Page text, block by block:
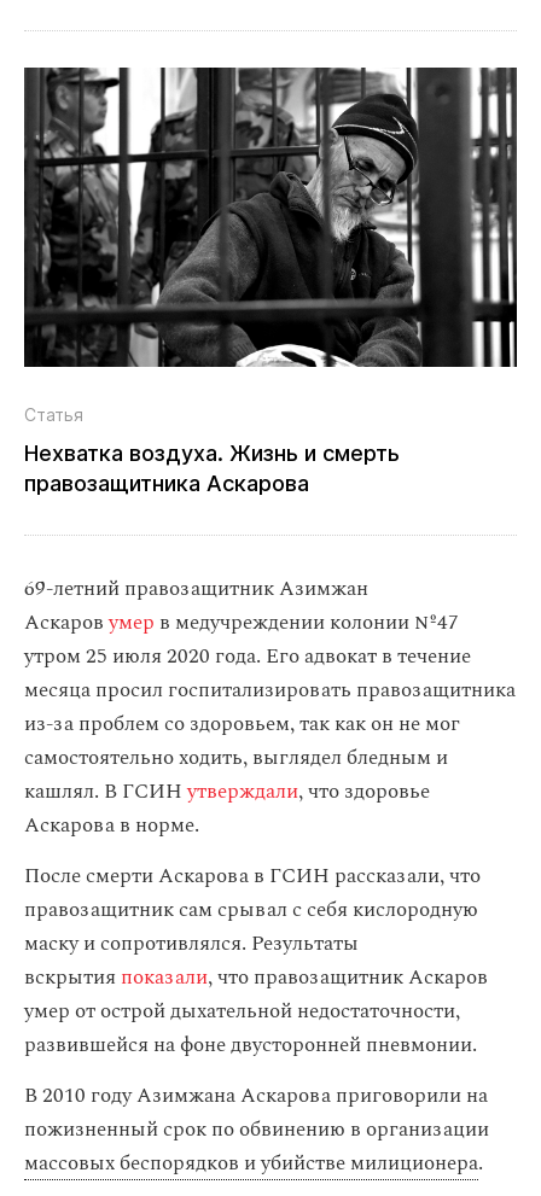
Статья
Нехватка воздуха. Жизнь и смерть
правозащитника Аскарова
69-летний правозащитник Азимжан
Аскаровумер в медучреждении колонии №47
утром 25 июля 2020 года. Его адвокат в течение
месяца просил госпитализировать правозащитника
из-за проблем со здоровьем, так как он не мог
самостоятельно ходить, выглядел бледным и
кашлял. В ГСИНутверждали, что здоровье
Аскарова в норме.
После смерти Аскарова в ГСИН рассказали, что
правозащитник сам срывал с себя кислородную
маску и сопротивлялся. Результаты
вскрытия показали, что правозащитник Аскаров
умер от острой дыхательной недостаточности,
развившейся на фоне двусторонней пневмонии.
В 2010 году Азимжана Аскарова приговорили на
пожизненный срок по обвинению в организации
массовых беспорядков и убийстве милиционера.